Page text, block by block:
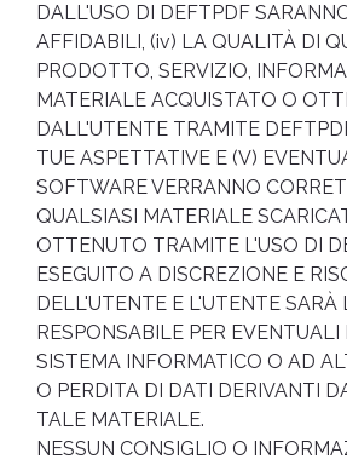
DALL'USO DI DEFTPDF
AFFIDABILI, (iv) LA QUALITÀ DI
PRODOTTO, SERVIZIO,
MATERIALE ACQUISTATO O
DALL'UTENTE TRAMITE
TUE ASPETTATIVE E (V)
SOFTWARE VERRANNO
QUALSIASI MATERIALE
OTTENUTO TRAMITE L'USO DI
ESEGUITO A DISCREZIONE E
DELL'UTENTE E L'UTENTE SARÀ
RESPONSABILE PER
SISTEMA INFORMATICO O AD
O PERDITA DI DATI DERIVANTI
TALE MATERIALE.
NESSUN CONSIGLIO O